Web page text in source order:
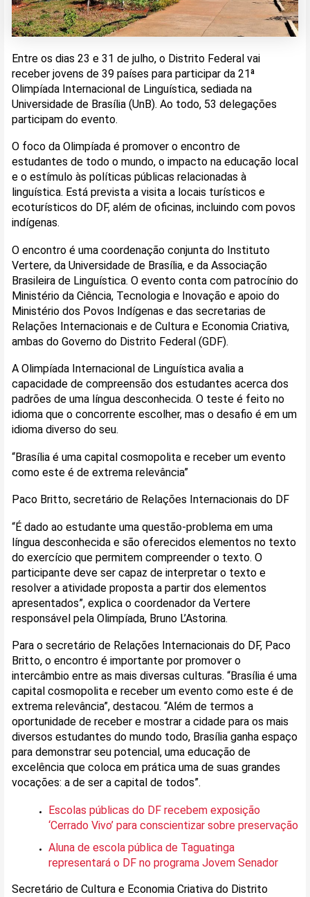
Entre os dias 23 e 31 de julho, o Distrito Federal vai
receber jovens de 39 países para participar da 21ª
Olimpíada Internacional de Linguística, sediada na
Universidade de Brasília (UnB). Ao todo, 53 delegações
participam do evento.
O foco da Olimpíada é promover o encontro de
estudantes de todo o mundo, o impacto na educação local
e o estímulo às políticas públicas relacionadas à
linguística. Está prevista a visita a locais turísticos e
ecoturísticos do DF, além de oficinas, incluindo com povos
indígenas.
O encontro é uma coordenação conjunta do Instituto
Vertere, da Universidade de Brasília, e da Associação
Brasileira de Linguística. O evento conta com patrocínio do
Ministério da Ciência, Tecnologia e Inovação e apoio do
Ministério dos Povos Indígenas e das secretarias de
Relações Internacionais e de Cultura e Economia Criativa,
ambas do Governo do Distrito Federal (GDF).
A Olimpíada Internacional de Linguística avalia a
capacidade de compreensão dos estudantes acerca dos
padrões de uma língua desconhecida. O teste é feito no
idioma que o concorrente escolher, mas o desafio é em um
idioma diverso do seu.
“Brasília é uma capital cosmopolita e receber um evento
como este é de extrema relevância”
Paco Britto, secretário de Relações Internacionais do DF
“É dado ao estudante uma questão-problema em uma
língua desconhecida e são oferecidos elementos no texto
do exercício que permitem compreender o texto. O
participante deve ser capaz de interpretar o texto e
resolver a atividade proposta a partir dos elementos
apresentados”, explica o coordenador da Vertere
responsável pela Olimpíada, Bruno L’Astorina.
Para o secretário de Relações Internacionais do DF, Paco
Britto, o encontro é importante por promover o
intercâmbio entre as mais diversas culturas. “Brasília é uma
capital cosmopolita e receber um evento como este é de
extrema relevância”, destacou. “Além de termos a
oportunidade de receber e mostrar a cidade para os mais
diversos estudantes do mundo todo, Brasília ganha espaço
para demonstrar seu potencial, uma educação de
excelência que coloca em prática uma de suas grandes
vocações: a de ser a capital de todos”.
Escolas públicas do DF recebem exposição
‘Cerrado Vivo’ para conscientizar sobre preservação
Aluna de escola pública de Taguatinga
representará o DF no programa Jovem Senador
Secretário de Cultura e Economia Criativa do Distrito